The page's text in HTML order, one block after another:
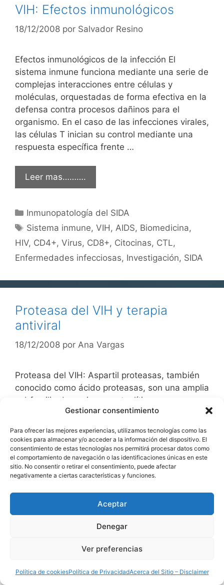
Gestionar consentimiento
Para ofrecer las mejores experiencias, utilizamos tecnologías como las
cookies para almacenar y/o acceder a la información del dispositivo. El
consentimiento de estas tecnologías nos permitirá procesar datos como
el comportamiento de navegación o las identificaciones únicas en este
sitio. No consentir o retirar el consentimiento, puede afectar
negativamente a ciertas características y funciones.
Aceptar
Denegar
Ver preferencias
Política de cookiesPolítica de PrivacidadAcerca del Sitio – Disclaimer
VIH: Efectos inmunológicos
18/12/2008 por Salvador Resino
Efectos inmunológicos de la infección El
sistema inmune funciona mediante una serie de
complejas interacciones entre células y
moléculas, orquestadas de forma efectiva en la
defensa contra procesos dañinos para el
organismo. En el caso de las infecciones virales,
las células T inician su control mediante una
respuesta específica frente …
Leer mas……….
Categorías
Inmunopatología del SIDA
Etiquetas
Sistema inmune,VIH,AIDS, Biomedicina,
HIV, CD4+, Virus, CD8+, Citocinas, CTL,
Enfermedades infecciosas, Investigación, SIDA
Proteasa del VIH y terapia
antiviral
18/12/2008 por Ana Vargas
Proteasa del VIH: Aspartil proteasas, también
conocido como ácido proteasas, son una amplia
subfamilia de enzimas proteolíticas que
pertenecen a la familia de enzimas
proteasas se caracteriza por tener muy
conservadas la secuencia Asp -Gly-Thr.
Aspartate proteases in general, with the
exception of HIV …
Biomedicina
proteasas,Investigación,Proteasa,SIDA,